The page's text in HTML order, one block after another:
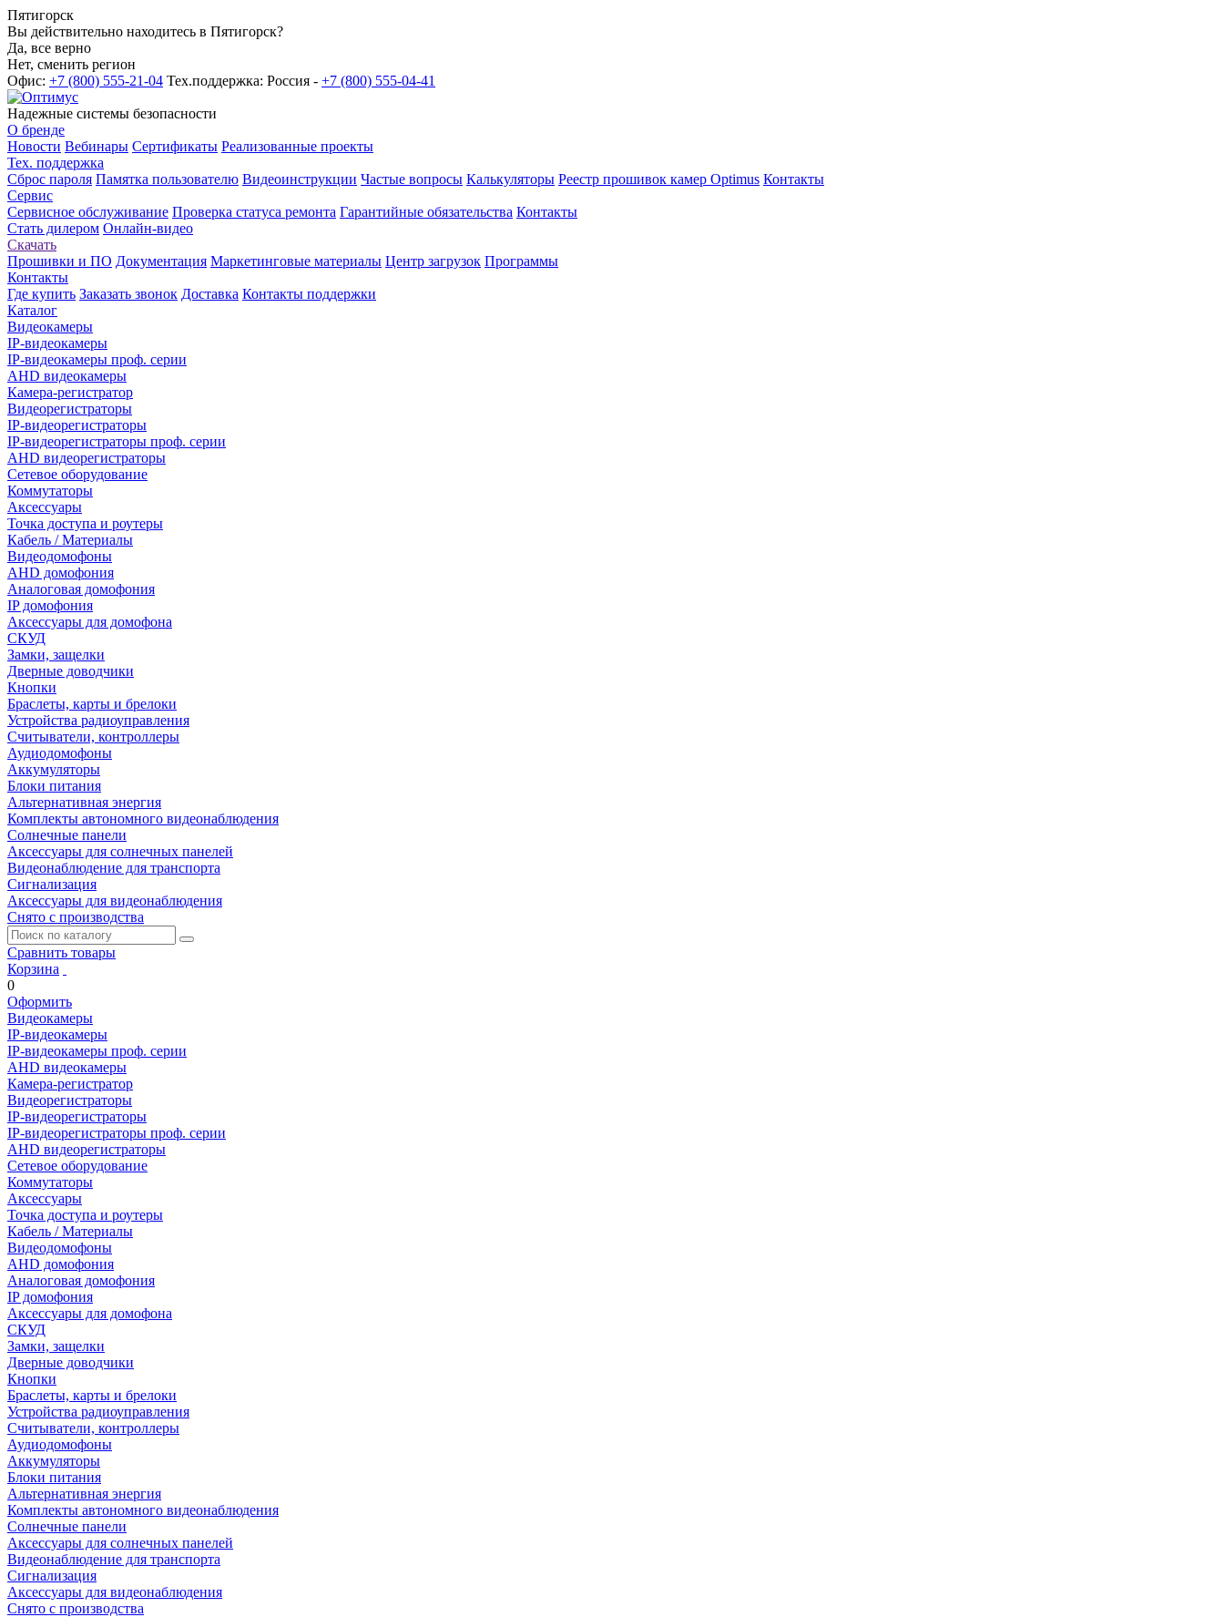
Пятигорск
Вы действительно находитесь в Пятигорск?
Да, все верно
Нет, сменить регион
Офис: +7 (800) 555-21-04 Тех.поддержка: Россия - +7 (800) 555-04-41
Надежные системы безопасности
О бренде
Новости Вебинары Сертификаты Реализованные проекты
Тех. поддержка
Сброс пароля Памятка пользователю Видеоинструкции Частые вопросы Калькуляторы Реестр прошивок камер Optimus Контакты
Сервис
Сервисное обслуживание Проверка статуса ремонта Гарантийные обязательства Контакты
Стать дилером Онлайн-видео
Скачать
Прошивки и ПО Документация Маркетинговые материалы Центр загрузок Программы
Контакты
Где купить Заказать звонок Доставка Контакты поддержки
Каталог
Видеокамеры
IP-видеокамеры
IP-видеокамеры проф. серии
AHD видеокамеры
Камера-регистратор
Видеорегистраторы
IP-видеорегистраторы
IP-видеорегистраторы проф. серии
AHD видеорегистраторы
Сетевое оборудование
Коммутаторы
Аксессуары
Точка доступа и роутеры
Кабель / Материалы
Видеодомофоны
AHD домофония
Аналоговая домофония
IP домофония
Аксессуары для домофона
СКУД
Замки, защелки
Дверные доводчики
Кнопки
Браслеты, карты и брелоки
Устройства радиоуправления
Считыватели, контроллеры
Аудиодомофоны
Аккумуляторы
Блоки питания
Альтернативная энергия
Комплекты автономного видеонаблюдения
Солнечные панели
Аксессуары для солнечных панелей
Видеонаблюдение для транспорта
Сигнализация
Аксессуары для видеонаблюдения
Снято с производства
Сравнить товары
Корзина
0
Оформить
Видеокамеры
IP-видеокамеры
IP-видеокамеры проф. серии
AHD видеокамеры
Камера-регистратор
Видеорегистраторы
IP-видеорегистраторы
IP-видеорегистраторы проф. серии
AHD видеорегистраторы
Сетевое оборудование
Коммутаторы
Аксессуары
Точка доступа и роутеры
Кабель / Материалы
Видеодомофоны
AHD домофония
Аналоговая домофония
IP домофония
Аксессуары для домофона
СКУД
Замки, защелки
Дверные доводчики
Кнопки
Браслеты, карты и брелоки
Устройства радиоуправления
Считыватели, контроллеры
Аудиодомофоны
Аккумуляторы
Блоки питания
Альтернативная энергия
Комплекты автономного видеонаблюдения
Солнечные панели
Аксессуары для солнечных панелей
Видеонаблюдение для транспорта
Сигнализация
Аксессуары для видеонаблюдения
Снято с производства